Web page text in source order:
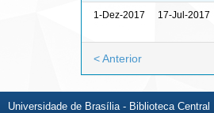
1-Dez-2017 17-Jul-2017
< Anterior
Universidade de Brasília - Biblioteca Central